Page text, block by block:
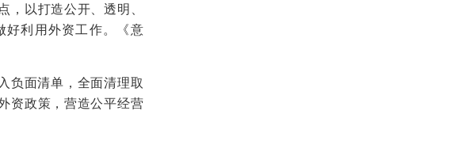
，以打造公开、透明、
好利用外资工作。《意
负面清单，全面清理取
资政策，营造公平经营